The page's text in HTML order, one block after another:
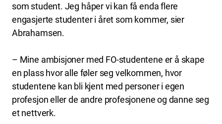
som student. Jeg håper vi kan få enda flere
engasjerte studenter i året som kommer, sier
Abrahamsen.
– Mine ambisjoner med FO-studentene er å skape
en plass hvor alle føler seg velkommen, hvor
studentene kan bli kjent med personer i egen
profesjon eller de andre profesjonene og danne seg
et nettverk.